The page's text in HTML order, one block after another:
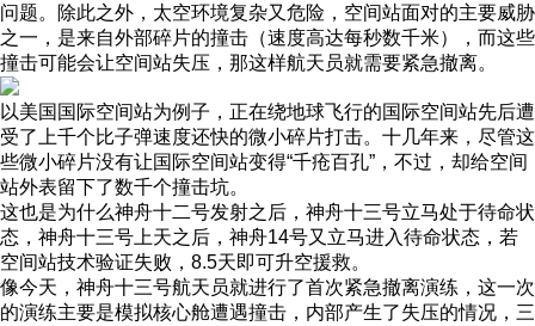
问题。除此之外，太空环境复杂又危险，空间站面对的主要威胁
之一，是来自外部碎片的撞击（速度高达每秒数千米），而这些
撞击可能会让空间站失压，那这样航天员就需要紧急撤离。
以美国国际空间站为例子，正在绕地球飞行的国际空间站先后遭
受了上千个比子弹速度还快的微小碎片打击。十几年来，尽管这
些微小碎片没有让国际空间站变得“千疮百孔”，不过，却给空间
站外表留下了数千个撞击坑。
这也是为什么神舟十二号发射之后，神舟十三号立马处于待命状
态，神舟十三号上天之后，神舟14号又立马进入待命状态，若
空间站技术验证失败，8.5天即可升空援救。
像今天，神舟十三号航天员就进行了首次紧急撤离演练，这一次
的演练主要是模拟核心舱遭遇撞击，内部产生了失压的情况，三